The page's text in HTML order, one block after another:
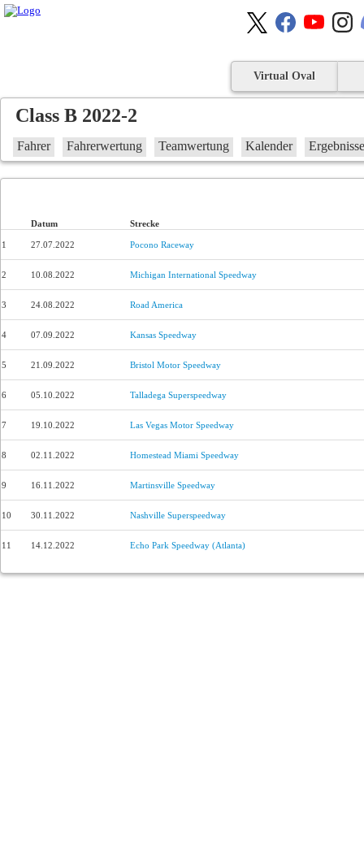
Virtual Oval
Class B 2022-2
Fahrer Fahrerwertung Teamwertung Kalender Ergebnisse
Datum Strecke
1 27.07.2022 Pocono Raceway
2 10.08.2022 Michigan International Speedway
3 24.08.2022 Road America
4 07.09.2022 Kansas Speedway
5 21.09.2022 Bristol Motor Speedway
6 05.10.2022 Talladega Superspeedway
7 19.10.2022 Las Vegas Motor Speedway
8 02.11.2022 Homestead Miami Speedway
9 16.11.2022 Martinsville Speedway
10 30.11.2022 Nashville Superspeedway
11 14.12.2022 Echo Park Speedway (Atlanta)